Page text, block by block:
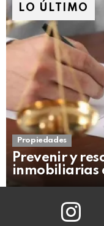
LO ÚLTIMO
Propiedades
Prevenir y
inmobiliarias